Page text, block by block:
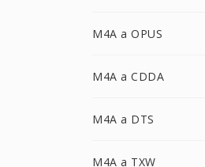
M4A a OPUS
M4A a CDDA
M4A a DTS
M4A a TXW